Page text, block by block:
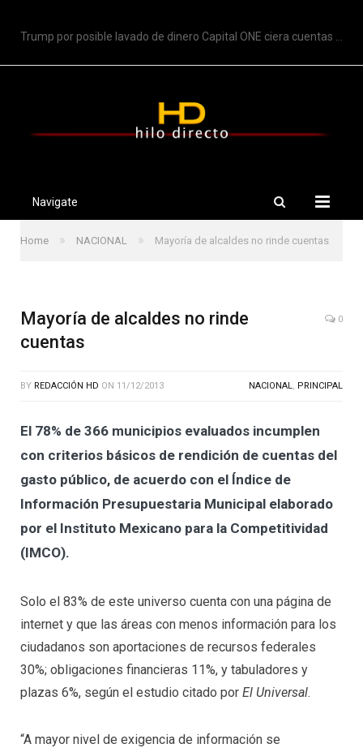
Trump por posible lavado de dinero Capital ONE ciera cuentas de Trump
Navigate
Home » NACIONAL » Mayoría de alcaldes no rinde cuentas
Mayoría de alcaldes no rinde
cuentas
0
BY REDACCIÓN HD ON 11/12/2013 NACIONAL, PRINCIPAL
El 78% de 366 municipios evaluados incumplen
con criterios básicos de rendición de cuentas del
gasto público, de acuerdo con el Índice de
Información Presupuestaria Municipal elaborado
por el Instituto Mexicano para la Competitividad
(IMCO).
Solo el 83% de este universo cuenta con una página de
internet y que las áreas con menos información para los
ciudadanos son aportaciones de recursos federales
30%; obligaciones financieras 11%, y tabuladores y
plazas 6%, según el estudio citado por El Universal.
“A mayor nivel de exigencia de información se